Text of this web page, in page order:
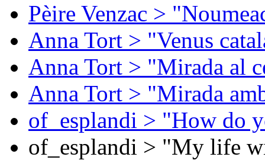
Pèire Venzac >
Anna Tort > "Venus
Anna Tort > "Mirada al
Anna Tort > "Mirada
of_esplandi > "How do
of_esplandi > "My life